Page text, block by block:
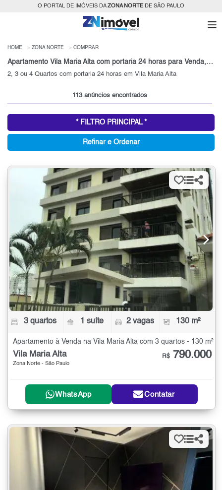
O PORTAL DE IMÓVEIS DAZONA NORTEDE SÃO PAULO
HOME ZONA NORTE COMPRAR
Apartamento Vila Maria Alta com portaria 24 horas para Venda, Zona Norte, SP
2, 3 ou 4 Quartos com portaria 24 horas em Vila Maria Alta
113 anúncios encontrados
* FILTRO PRINCIPAL *
Refinar e Ordenar
3 quartos 1 suíte 2 vagas 130 m²
Apartamento à Venda na Vila Maria Alta com 3 quartos - 130 m²
Vila Maria Alta
Zona Norte - São Paulo
R$ 790.000
WhatsApp Contatar